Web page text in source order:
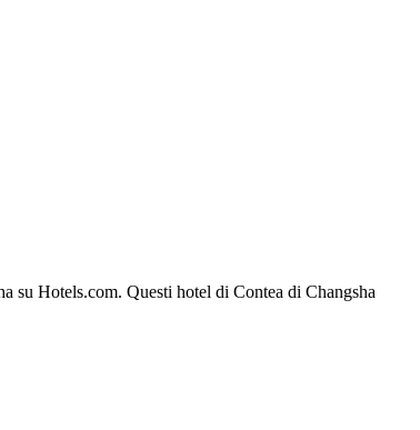
su Hotels.com. Questi hotel di Contea di Changsha